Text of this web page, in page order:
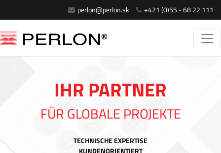
perlon@perlon.sk +421 (0)55 - 68 22 111
IHR PARTNER
FÜR GLOBALE PROJEKTE
TECHNISCHE EXPERTISE
KUNDENORIENTIERT